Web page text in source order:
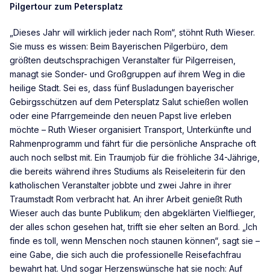
Pilgertour zum Petersplatz
„Dieses Jahr will wirklich jeder nach Rom“, stöhnt Ruth Wieser.
Sie muss es wissen: Beim Bayerischen Pilgerbüro, dem
größten deutschsprachigen Veranstalter für Pilgerreisen,
managt sie Sonder- und Großgruppen auf ihrem Weg in die
heilige Stadt. Sei es, dass fünf Busladungen bayerischer
Gebirgsschützen auf dem Petersplatz Salut schießen wollen
oder eine Pfarrgemeinde den neuen Papst live erleben
möchte – Ruth Wieser organisiert Transport, Unterkünfte und
Rahmenprogramm und fährt für die persönliche Ansprache oft
auch noch selbst mit. Ein Traumjob für die fröhliche 34-Jährige,
die bereits während ihres Studiums als Reiseleiterin für den
katholischen Veranstalter jobbte und zwei Jahre in ihrer
Traumstadt Rom verbracht hat. An ihrer Arbeit genießt Ruth
Wieser auch das bunte Publikum; den abgeklärten Vielflieger,
der alles schon gesehen hat, trifft sie eher selten an Bord. „Ich
finde es toll, wenn Menschen noch staunen können“, sagt sie –
eine Gabe, die sich auch die professionelle Reisefachfrau
bewahrt hat. Und sogar Herzenswünsche hat sie noch: Auf